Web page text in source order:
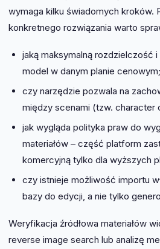
wymaga kilku świadomych kroków.
konkretnego rozwiązania warto
jaką maksymalną rozdzielczość i
model w danym planie cenowym;
czy narzędzie pozwala na
między scenami (tzw. character
jak wygląda polityka praw do
materiałów – część platform
komercyjną tylko dla wyższych
czy istnieje możliwość importu
bazy do edycji, a nie tylko
Weryfikacja źródłowa materiałów
reverse image search lub analizę